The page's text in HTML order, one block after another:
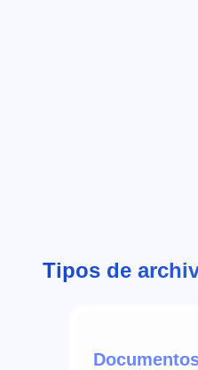
Tipos de